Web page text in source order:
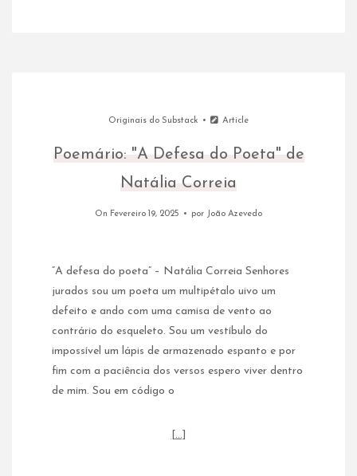
Originais do Substack Article
Poemário: "A Defesa do Poeta" de
Natália Correia
On Fevereiro 19, 2025 por João Azevedo
“A defesa do poeta” – Natália Correia Senhores
jurados sou um poeta um multipétalo uivo um
defeito e ando com uma camisa de vento ao
contrário do esqueleto. Sou um vestíbulo do
impossível um lápis de armazenado espanto e por
fim com a paciência dos versos espero viver dentro
de mim. Sou em código o
[…]